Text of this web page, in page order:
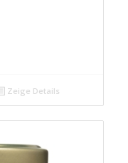
Zeige Details